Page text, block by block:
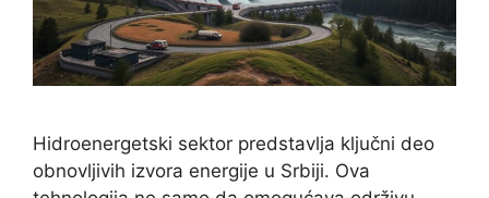
Hidroenergetski sektor predstavlja ključni deo
obnovljivih izvora energije u Srbiji. Ova